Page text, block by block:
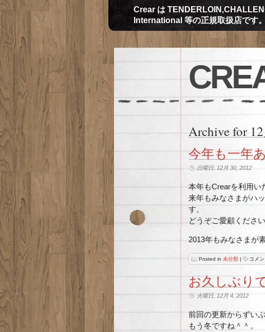
Crear は
International 等の正規取扱店です。
Archive for
今年も一年
日曜日, 12月 30, 2012
本年もCrearを利用い
来年もみなさまがハ
す。
どうぞご愛顧くださ
2013年もみなさまが
Posted in 未分類
今
年
一
年
と
う
コメ
お久しぶり
火曜日, 12月 4, 2012
前回の更新からずい
もう冬ですね＾＾。